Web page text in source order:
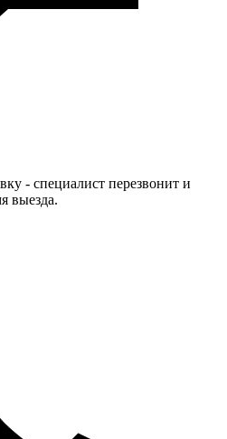
- специалист перезвонит и
выезда.